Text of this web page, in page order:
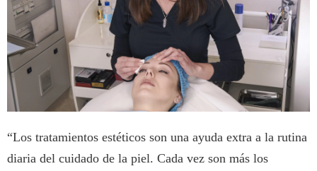
“Los tratamientos estéticos son una ayuda extra a la rutina
diaria del cuidado de la piel. Cada vez son más los